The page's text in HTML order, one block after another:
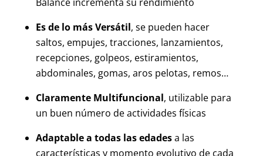
Balance incrementa su rendimiento
Es de lo más Versátil, se pueden hacer
saltos, empujes, tracciones, lanzamientos,
recepciones, golpeos, estiramientos,
abdominales, gomas, aros pelotas, remos…
Claramente Multifuncional, utilizable para
un buen número de actividades físicas
Adaptable a todas las edadesa las
características y momento evolutivo de cada